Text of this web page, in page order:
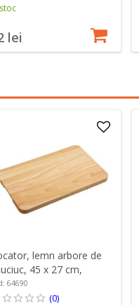
lei
lemn arbore de
45 x 27 cm,
2,5 cm - Kesper
64690
(0)